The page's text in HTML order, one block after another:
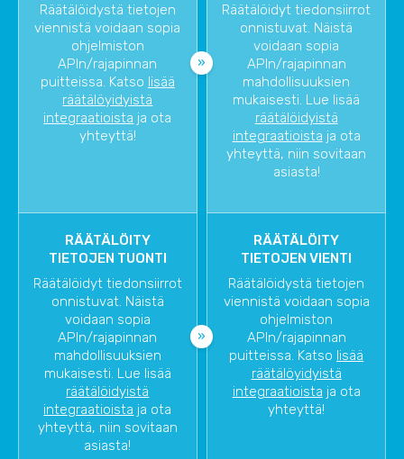
Räätälöidystä tietojen
viennistä voidaan sopia
ohjelmiston
APIn/rajapinnan
puitteissa. Katso lisää
räätälöyidyistä
integraatioista ja ota
yhteyttä!
Räätälöidyt tiedonsiirrot
onnistuvat. Näistä
voidaan sopia
APIn/rajapinnan
mahdollisuuksien
mukaisesti. Lue lisää
räätälöidyistä
integraatioista ja ota
yhteyttä, niin sovitaan
asiasta!
RÄÄTÄLÖITY
TIETOJEN TUONTI
Räätälöidyt tiedonsiirrot
onnistuvat. Näistä
voidaan sopia
APIn/rajapinnan
mahdollisuuksien
mukaisesti. Lue lisää
räätälöidyistä
integraatioista ja ota
yhteyttä, niin sovitaan
asiasta!
RÄÄTÄLÖITY
TIETOJEN VIENTI
Räätälöidystä tietojen
viennistä voidaan sopia
ohjelmiston
APIn/rajapinnan
puitteissa. Katso lisää
räätälöyidyistä
integraatioista ja ota
yhteyttä!